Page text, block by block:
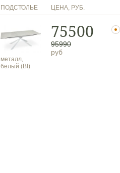
ПОДСТОЛЬЕ ЦЕНА, РУБ.
металл,
белый (BI)
75500
95990
руб